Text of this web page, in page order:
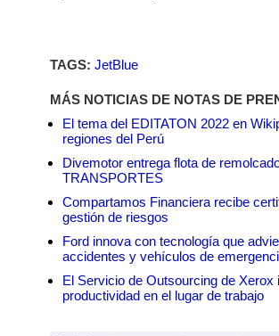
TAGS: JetBlue
MÁS NOTICIAS DE NOTAS DE
El tema del EDITATON 2022 en
regiones del Perú
Divemotor entrega flota de
TRANSPORTES
Compartamos Financiera recibe
gestión de riesgos
Ford innova con tecnología que
accidentes y vehículos de
El Servicio de Outsourcing de
productividad en el lugar de trabajo